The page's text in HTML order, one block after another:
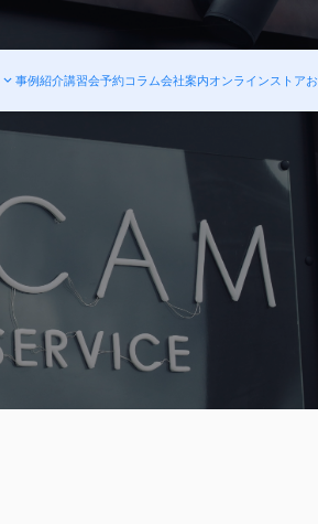
事例紹介講習会予約コラム会社案内オンラインストア